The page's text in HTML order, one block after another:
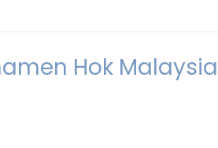
Hok Malaysia